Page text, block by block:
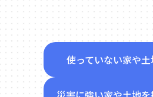
使っていない家や